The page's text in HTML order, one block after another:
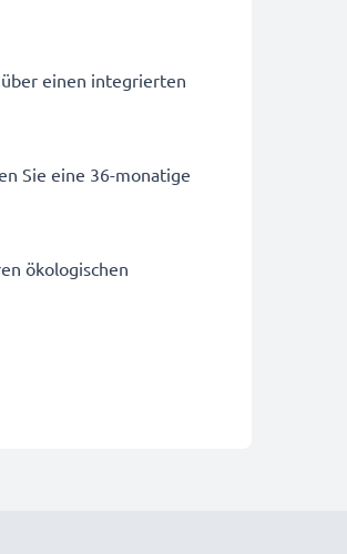
einen integrierten
Sie eine 36-monatige
ökologischen